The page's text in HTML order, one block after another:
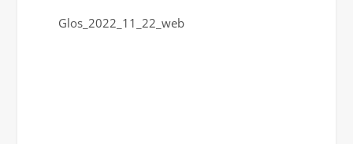
Glos_2022_11_22_web